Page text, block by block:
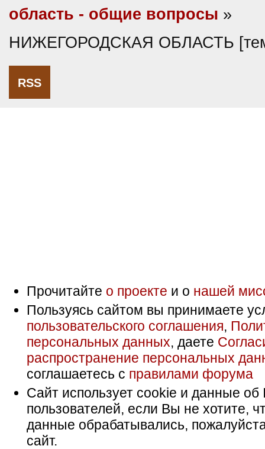
область - общие вопросы »
НИЖЕГОРОДСКАЯ ОБЛАСТЬ
RSS
Прочитайте о проекте и о нашей
Пользуясь сайтом вы принимаете
пользовательского соглашения,
персональных данных, даете
распространение персональных
соглашаетесь с правилами форума
Сайт использует cookie и данные об
пользователей, если Вы не хотите,
данные обрабатывались,
сайт.